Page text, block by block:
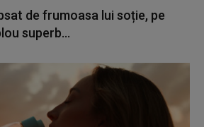
de frumoasa lui soție, pe
superb...